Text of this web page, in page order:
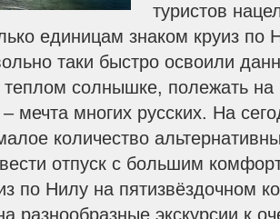
туристов
единицам знаком круиз по
таки быстро освоили
солнышке, полежать на
– мечта многих русских. На
количество
отпуск с большим
по Нилу на пятизвёздочном
разнообразные экскурсии к